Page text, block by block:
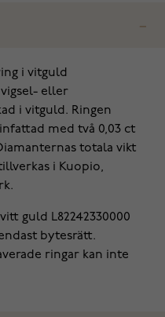
i vitguld
vigsel- eller
i vitguld. Ringen
med två 0,03 ct
totala vikt
i Kuopio,
guld L82242330000
bytesrätt.
ringar kan inte